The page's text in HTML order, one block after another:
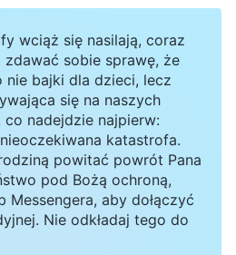
wciąż się nasilają, coraz
sobie sprawę, że
bajki dla dzieci, lecz
się na naszych
nadejdzie najpierw:
katastrofa.
powitać powrót Pana
pod Bożą ochroną,
Messengera, aby dołączyć
Nie odkładaj tego do